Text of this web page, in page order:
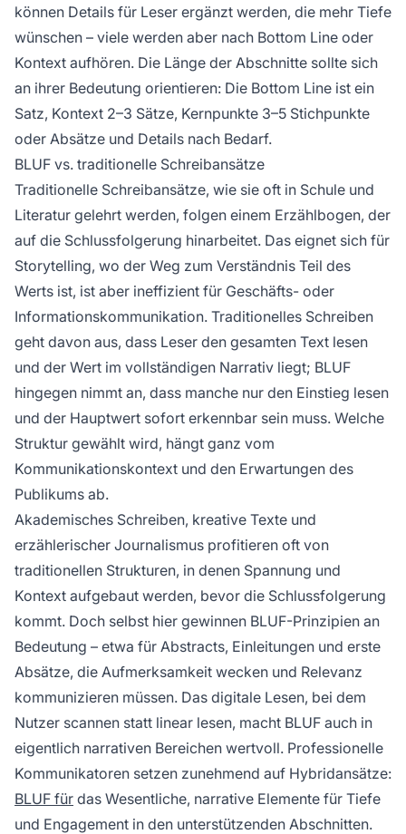
können Details für Leser ergänzt werden, die mehr Tiefe
wünschen – viele werden aber nach Bottom Line oder
Kontext aufhören. Die Länge der Abschnitte sollte sich
an ihrer Bedeutung orientieren: Die Bottom Line ist ein
Satz, Kontext 2–3 Sätze, Kernpunkte 3–5 Stichpunkte
oder Absätze und Details nach Bedarf.
BLUF vs. traditionelle Schreibansätze
Traditionelle Schreibansätze, wie sie oft in Schule und
Literatur gelehrt werden, folgen einem Erzählbogen, der
auf die Schlussfolgerung hinarbeitet. Das eignet sich für
Storytelling, wo der Weg zum Verständnis Teil des
Werts ist, ist aber ineffizient für Geschäfts- oder
Informationskommunikation. Traditionelles Schreiben
geht davon aus, dass Leser den gesamten Text lesen
und der Wert im vollständigen Narrativ liegt; BLUF
hingegen nimmt an, dass manche nur den Einstieg lesen
und der Hauptwert sofort erkennbar sein muss. Welche
Struktur gewählt wird, hängt ganz vom
Kommunikationskontext und den Erwartungen des
Publikums ab.
Akademisches Schreiben, kreative Texte und
erzählerischer Journalismus profitieren oft von
traditionellen Strukturen, in denen Spannung und
Kontext aufgebaut werden, bevor die Schlussfolgerung
kommt. Doch selbst hier gewinnen BLUF-Prinzipien an
Bedeutung – etwa für Abstracts, Einleitungen und erste
Absätze, die Aufmerksamkeit wecken und Relevanz
kommunizieren müssen. Das digitale Lesen, bei dem
Nutzer scannen statt linear lesen, macht BLUF auch in
eigentlich narrativen Bereichen wertvoll. Professionelle
Kommunikatoren setzen zunehmend auf Hybridansätze:
BLUF für das Wesentliche, narrative Elemente für Tiefe
und Engagement in den unterstützenden Abschnitten.